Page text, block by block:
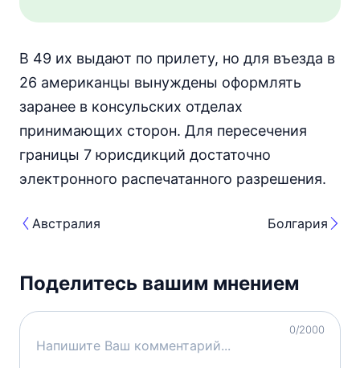
В 49 их выдают по прилету, но для въезда в
26 американцы вынуждены оформлять
заранее в консульских отделах
принимающих сторон. Для пересечения
границы 7 юрисдикций достаточно
электронного распечатанного разрешения.
Австралия Болгария
Поделитесь вашим мнением
0/2000